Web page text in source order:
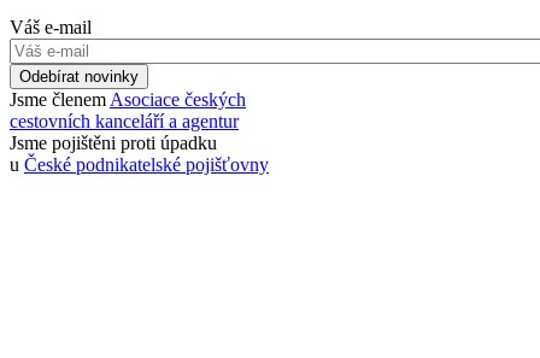
Váš e-mail
Odebírat novinky
Jsme členem Asociace českých
cestovních kanceláří a agentur
Jsme pojištěni proti úpadku
u České podnikatelské pojišťovny